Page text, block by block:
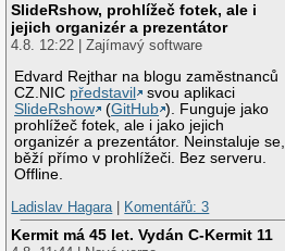
SlideRshow, prohlížeč fotek, ale i
jejich organizér a prezentátor
4.8. 12:22 | Zajímavý software
Edvard Rejthar na blogu zaměstnanců
CZ.NIC představil
svou aplikaci
SlideRshow
(GitHub ). Funguje jako
prohlížeč fotek, ale i jako jejich
organizér a prezentátor. Neinstaluje se,
běží přímo v prohlížeči. Bez serveru.
Offline.
Ladislav Hagara | Komentářů: 3
Kermit má 45 let. Vydán C-Kermit 11